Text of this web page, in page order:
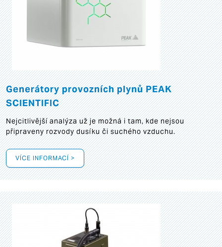
Generátory provozních plynů PEAK
SCIENTIFIC
Nejcitlivější analýza už je možná i tam, kde nejsou
připraveny rozvody dusíku či suchého vzduchu.
VÍCE INFORMACÍ >